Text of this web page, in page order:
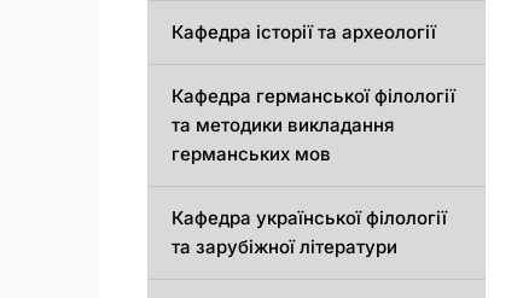
Кафедра історії та археології
Кафедрa германської філології
та методики викладання
германських мов
Кафедра української філології
та зарубіжної літератури